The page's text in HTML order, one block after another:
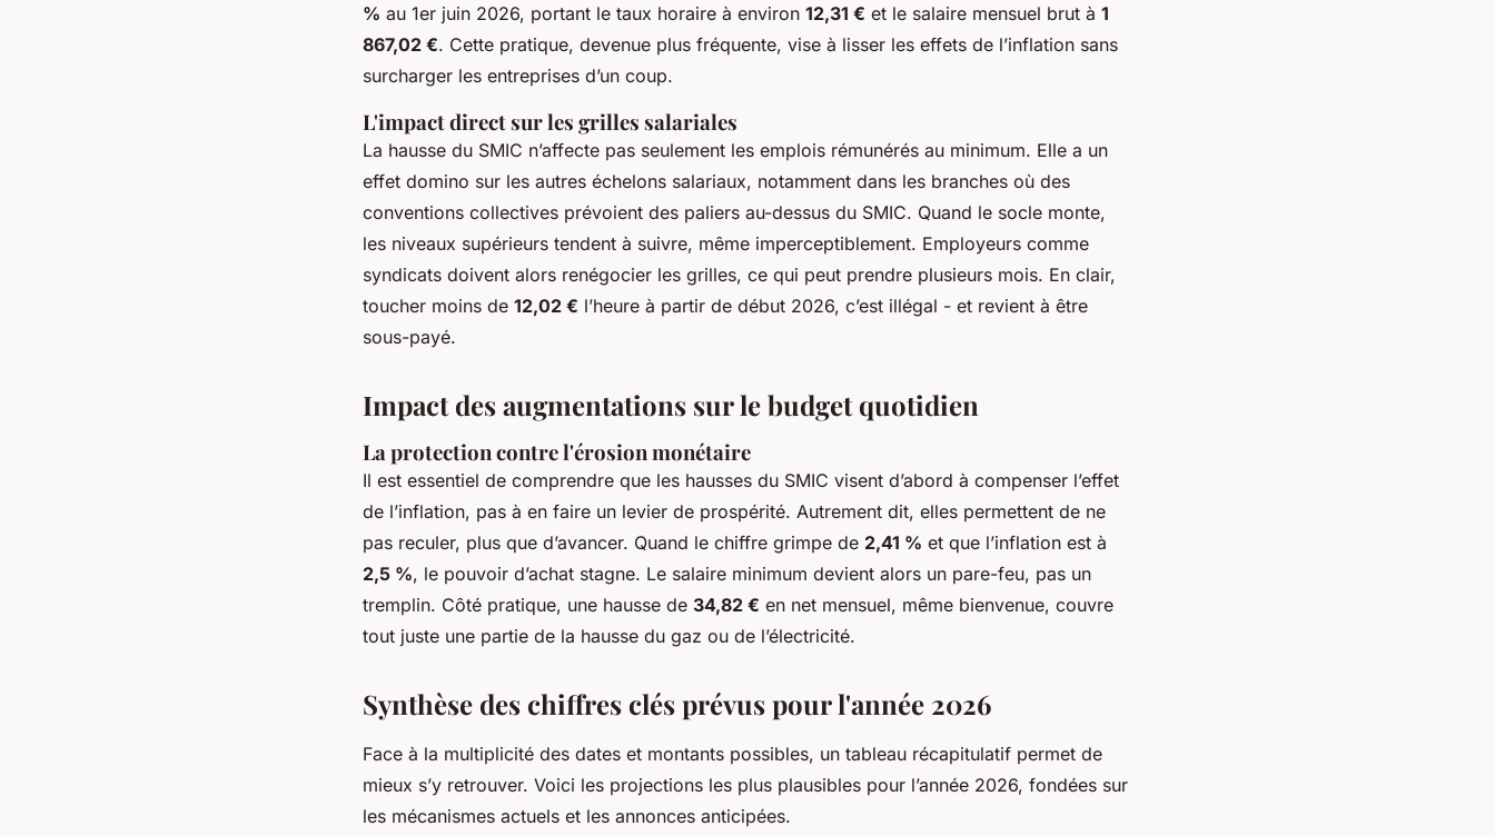
% au 1er juin 2026, portant le taux horaire à environ 12,31 € et le salaire mensuel brut à 1
867,02 €. Cette pratique, devenue plus fréquente, vise à lisser les effets de l’inflation sans
surcharger les entreprises d’un coup.
L'impact direct sur les grilles salariales
La hausse du SMIC n’affecte pas seulement les emplois rémunérés au minimum. Elle a un
effet domino sur les autres échelons salariaux, notamment dans les branches où des
conventions collectives prévoient des paliers au-dessus du SMIC. Quand le socle monte,
les niveaux supérieurs tendent à suivre, même imperceptiblement. Employeurs comme
syndicats doivent alors renégocier les grilles, ce qui peut prendre plusieurs mois. En clair,
toucher moins de 12,02 € l’heure à partir de début 2026, c’est illégal - et revient à être
sous-payé.
Impact des augmentations sur le budget quotidien
La protection contre l'érosion monétaire
Il est essentiel de comprendre que les hausses du SMIC visent d’abord à compenser l’effet
de l’inflation, pas à en faire un levier de prospérité. Autrement dit, elles permettent de ne
pas reculer, plus que d’avancer. Quand le chiffre grimpe de 2,41 % et que l’inflation est à
2,5 %, le pouvoir d’achat stagne. Le salaire minimum devient alors un pare-feu, pas un
tremplin. Côté pratique, une hausse de 34,82 € en net mensuel, même bienvenue, couvre
tout juste une partie de la hausse du gaz ou de l’électricité.
Synthèse des chiffres clés prévus pour l'année 2026
Face à la multiplicité des dates et montants possibles, un tableau récapitulatif permet de
mieux s’y retrouver. Voici les projections les plus plausibles pour l’année 2026, fondées sur
les mécanismes actuels et les annonces anticipées.